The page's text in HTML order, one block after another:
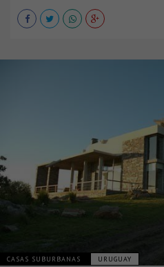
CASAS SUBURBANAS URUGUAY